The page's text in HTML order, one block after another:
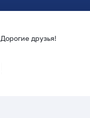
Дорогие друзья!